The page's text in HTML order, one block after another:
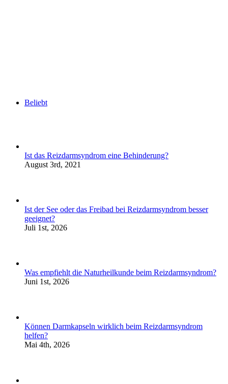
Beliebt
Ist das Reizdarmsyndrom eine Behinderung?
August 3rd, 2021
Ist der See oder das Freibad bei Reizdarmsyndrom besser
geeignet?
Juli 1st, 2026
Was empfiehlt die Naturheilkunde beim Reizdarmsyndrom?
Juni 1st, 2026
Können Darmkapseln wirklich beim Reizdarmsyndrom
helfen?
Mai 4th, 2026